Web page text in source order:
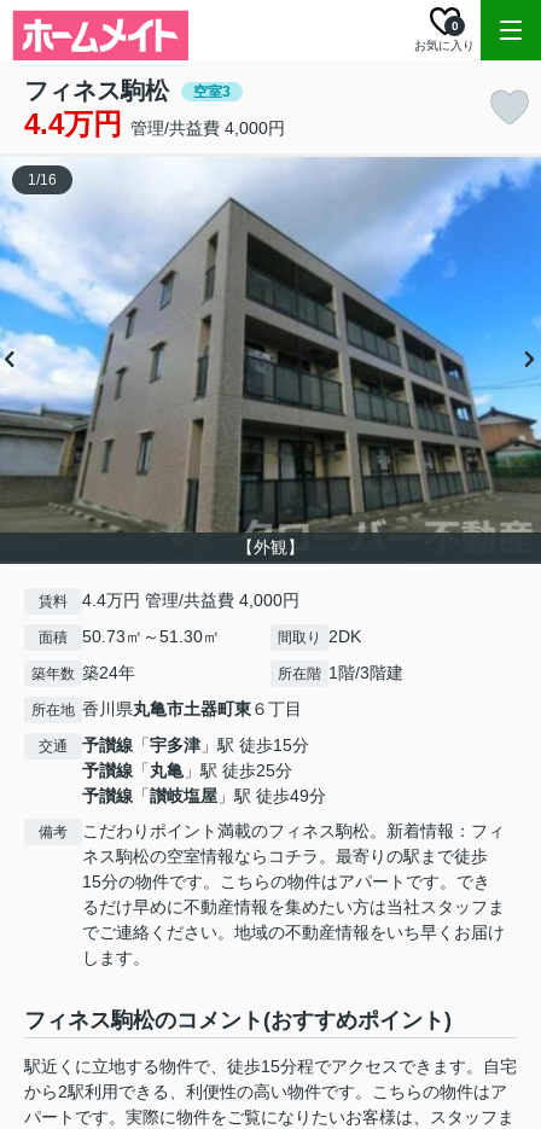
お気に入り
0
フィネス駒松 空室3
4.4万円 管理/共益費 4,000円
【外観】
1/16
賃料 4.4万円 管理/共益費 4,000円
面積 50.73㎡～51.30㎡ 間取り 2DK
築年数 築24年 所在階 1階/3階建
所在地 香川県丸亀市土器町東６丁目
交通 予讃線 「宇多津 」駅 徒歩15分
予讃線 「丸亀」駅 徒歩25分
予讃線 「讃岐塩屋 」駅 徒歩49分
備考
こだわりポイント満載のフィネス駒松。新着情報：フィ
ネス駒松の空室情報ならコチラ。最寄りの駅まで徒歩
15分の物件です。こちらの物件はアパートです。でき
るだけ早めに不動産情報を集めたい方は当社スタッフま
でご連絡ください。地域の不動産情報をいち早くお届け
します。
フィネス駒松のコメント(おすすめポイント)
駅近くに立地する物件で、徒歩15分程でアクセスできます。自宅
から2駅利用できる、利便性の高い物件です。こちらの物件はア
パートです。実際に物件をご覧になりたいお客様は、スタッフま